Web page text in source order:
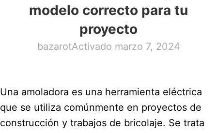
modelo correcto para tu
proyecto
bazarotActivado marzo 7, 2024
Una amoladora es una herramienta eléctrica
que se utiliza comúnmente en proyectos de
construcción y trabajos de bricolaje. Se trata